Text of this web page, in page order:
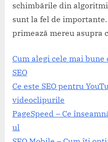
schimbările din
sunt la fel de
primează mereu asupra
Cum alegi cele mai
SEO
Ce este SEO pentru
videoclipurile
PageSpeed – Ce
ul